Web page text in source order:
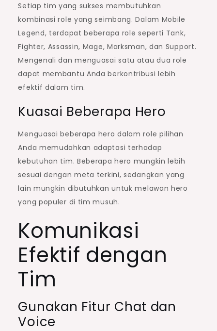
Setiap tim yang sukses membutuhkan
kombinasi role yang seimbang. Dalam Mobile
Legend, terdapat beberapa role seperti Tank,
Fighter, Assassin, Mage, Marksman, dan Support.
Mengenali dan menguasai satu atau dua role
dapat membantu Anda berkontribusi lebih
efektif dalam tim.
Kuasai Beberapa Hero
Menguasai beberapa hero dalam role pilihan
Anda memudahkan adaptasi terhadap
kebutuhan tim. Beberapa hero mungkin lebih
sesuai dengan meta terkini, sedangkan yang
lain mungkin dibutuhkan untuk melawan hero
yang populer di tim musuh.
Komunikasi
Efektif dengan
Tim
Gunakan Fitur Chat dan
Voice